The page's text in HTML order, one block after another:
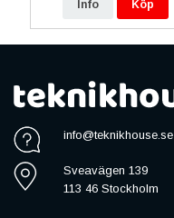
Info Köp
info@teknikhouse.se
Sveavägen 139
113 46 Stockholm